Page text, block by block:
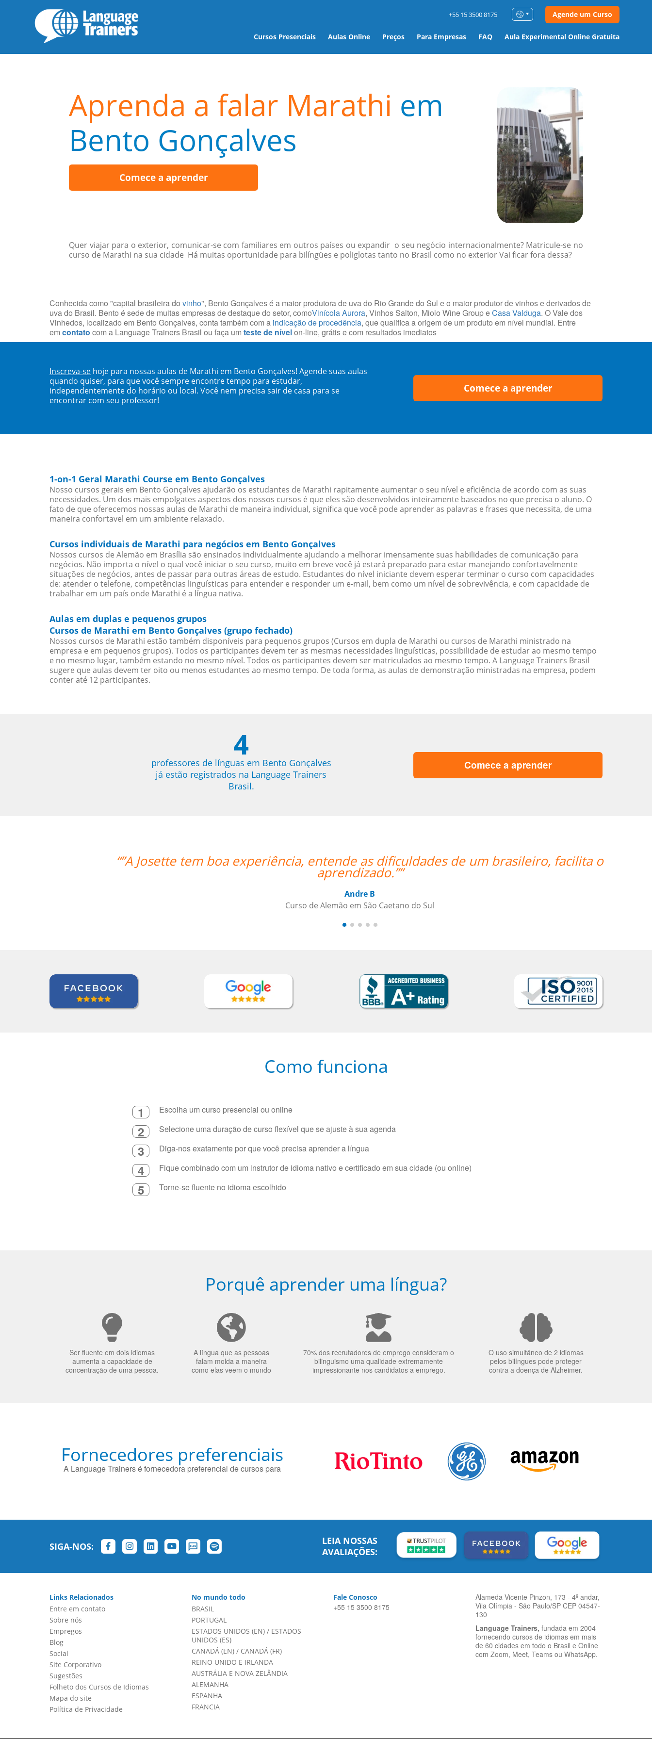
Cursos Presenciais Aulas Online Preços Para Empresas FAQ Aula Experimental Online Gratuita
+55 15 3500 8175 Agende um Curso
Aprenda a falar Marathi em
Bento Gonçalves
Comece a aprender
Quer viajar para o exterior, comunicar-se com familiares em outros países ou expandir o seu negócio internacionalmente? Matricule-se no
curso de Marathi na sua cidade Há muitas oportunidade para bilíngües e poliglotas tanto no Brasil como no exterior Vai ficar fora dessa?
Conhecida como "capital brasileira do vinho", Bento Gonçalves é a maior produtora de uva do Rio Grande do Sul e o maior produtor de vinhos e derivados de
uva do Brasil. Bento é sede de muitas empresas de destaque do setor, comoVinícola Aurora, Vinhos Salton, Miolo Wine Group eCasa Valduga. O Vale dos
Vinhedos, localizado em Bento Gonçalves, conta também com a indicação de procedência, que qualifica a origem de um produto em nível mundial. Entre
em contato com a Language Trainers Brasil ou faça um teste de nívelon-line, grátis e com resultados imediatos
Inscreva-se hoje para nossas aulas de Marathi em Bento Gonçalves! Agende suas aulas
quando quiser, para que você sempre encontre tempo para estudar,
independentemente do horário ou local. Você nem precisa sair de casa para se
encontrar com seu professor!
Comece a aprender
1-on-1 Geral Marathi Course em Bento Gonçalves
Nosso cursos gerais em Bento Gonçalves ajudarão os estudantes de Marathi rapitamente aumentar o seu nível e eficiência de acordo com as suas
necessidades. Um dos mais empolgates aspectos dos nossos cursos é que eles são desenvolvidos inteiramente baseados no que precisa o aluno. O
fato de que oferecemos nossas aulas de Marathi de maneira individual, significa que você pode aprender as palavras e frases que necessita, de uma
maneira confortavel em um ambiente relaxado.
Cursos individuais de Marathi para negócios em Bento Gonçalves
Nossos cursos de Alemão em Brasília são ensinados individualmente ajudando a melhorar imensamente suas habilidades de comunicação para
negócios. Não importa o nível o qual você iniciar o seu curso, muito em breve você já estará preparado para estar manejando confortavelmente
situações de negócios, antes de passar para outras áreas de estudo. Estudantes do nível iniciante devem esperar terminar o curso com capacidades
de: atender o telefone, competências linguísticas para entender e responder um e-mail, bem como um nível de sobrevivência, e com capacidade de
trabalhar em um país onde Marathi é a língua nativa.
Aulas em duplas e pequenos grupos
Cursos de Marathi em Bento Gonçalves (grupo fechado)
Nossos cursos de Marathi estão também disponíveis para pequenos grupos (Cursos em dupla de Marathi ou cursos de Marathi ministrado na
empresa e em pequenos grupos). Todos os participantes devem ter as mesmas necessidades linguísticas, possibilidade de estudar ao mesmo tempo
e no mesmo lugar, também estando no mesmo nível. Todos os participantes devem ser matriculados ao mesmo tempo. A Language Trainers Brasil
sugere que aulas devem ter oito ou menos estudantes ao mesmo tempo. De toda forma, as aulas de demonstração ministradas na empresa, podem
conter até 12 participantes.
4
professores de línguas em Bento Gonçalves
já estão registrados na Language Trainers
Brasil.
Comece a aprender
boa experiência, entende as dificuldades de um brasileiro, facilita o
aprendizado.””
“”I am very
Como funciona
1 Escolha um curso presencial ou online
2 Selecione uma duração de curso flexível que se ajuste à sua agenda
3 Diga-nos exatamente por que você precisa aprender a língua
4 Fique combinado com um instrutor de idioma nativo e certificado em sua cidade (ou online)
5 Torne-se fluente no idioma escolhido
Porquê aprender uma língua?
Ser fluente em dois idiomas
aumenta a capacidade de
concentração de uma pessoa.
A língua que as pessoas
falam molda a maneira
como elas veem o mundo
70% dos recrutadores de emprego consideram o
bilinguismo uma qualidade extremamente
impressionante nos candidatos a emprego.
O uso simultâneo de 2 idiomas
pelos bilíngues pode proteger
contra a doença de Alzheimer.
Fornecedores preferenciais
A Language Trainers é fornecedora preferencial de cursos para
SIGA-NOS:
LEIA NOSSAS
AVALIAÇÕES:
Links Relacionados
Entre em contato
Sobre nós
Empregos
Blog
Social
Site Corporativo
Sugestões
Folheto dos Cursos de Idiomas
Mapa do site
Política de Privacidade
No mundo todo
BRASIL
PORTUGAL
ESTADOS UNIDOS (EN)/ ESTADOS
UNIDOS (ES)
CANADÁ (EN)/ CANADÁ (FR)
REINO UNIDO E IRLANDA
AUSTRÁLIA E NOVA ZELÂNDIA
ALEMANHA
ESPANHA
FRANCIA
Fale Conosco
+55 15 3500 8175
Alameda Vicente Pinzon, 173 - 4º andar,
Vila Olímpia - São Paulo/SP CEP 04547-
130
Language Trainers, fundada em 2004
fornecendo cursos de idiomas em mais
de 60 cidades em todo o Brasil e Online
com Zoom, Meet, Teams ou WhatsApp.